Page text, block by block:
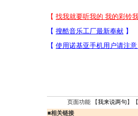
页面功能 【我来说两句 】【
■相关链接